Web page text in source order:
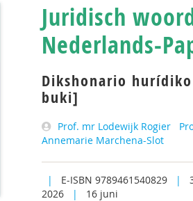
Juridisch
Nederlands-
Dikshonario
buki]
Prof. mr Lodewijk Rogier
Annemarie Marchena-Slot
| E-ISBN 9789461540829 |
2026
| 16 juni